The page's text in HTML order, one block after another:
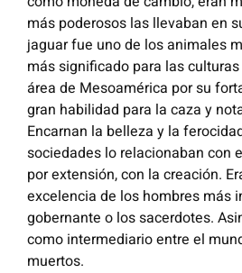
más poderosos las llevaban en
jaguar fue uno de los animales
más significado para las
área de Mesoamérica por su
gran habilidad para la caza y
Encarnan la belleza y la
sociedades lo relacionaban con
por extensión, con la creación.
excelencia de los hombres más
gobernante o los sacerdotes.
como intermediario entre el
muertos.